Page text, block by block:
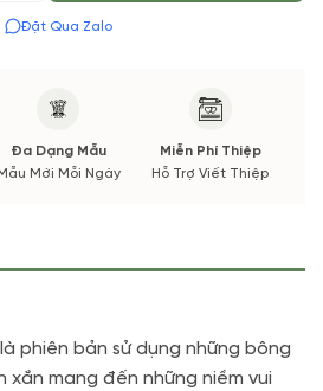
Đặt Qua Zalo
Đa Dạng Mẫu
Mới Mỗi Ngày
Miễn Phí Thiệp
Hỗ Trợ Viết Thiệp
là phiên bản sử dụng những bông
xắn mang đến những niềm vui